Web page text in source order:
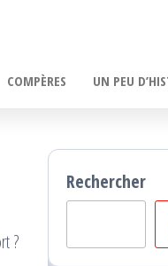
COMPÈRES UN PEU
?
Rechercher